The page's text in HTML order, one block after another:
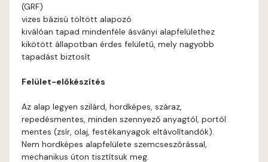
Fig-brown A
Gold-yellow A
(GRF)
vizes bázisú töltött alapozó
kiválóan tapad mindenféle ásványi alapfelülethez
kikötött állapotban érdes felületű, mely nagyobb
tapadást biztosít
Felület-előkészítés
Az alap legyen szilárd, hordképes, száraz,
repedésmentes, minden szennyező anyagtól, portól
mentes (zsír, olaj, festékanyagok eltávolítandók).
Nem hordképes alapfelülete szemcseszórással,
mechanikus úton tisztítsuk meg.